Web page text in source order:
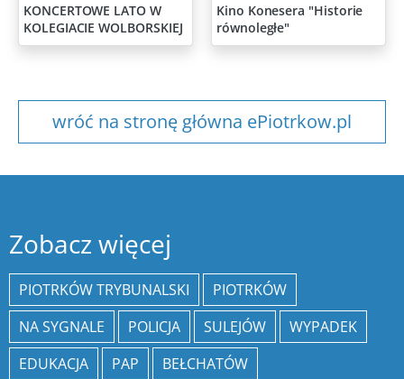
KONCERTOWE LATO W
KOLEGIACIE WOLBORSKIEJ
Kino Konesera "Historie
równoległe"
wróć na stronę główna ePiotrkow.pl
Zobacz więcej
PIOTRKÓW TRYBUNALSKI
PIOTRKÓW
NA SYGNALE
POLICJA SULEJÓW
WYPADEK
EDUKACJA
PAP
BEŁCHATÓW